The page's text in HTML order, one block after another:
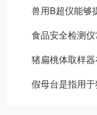
兽用B超仪能够
食品安全检测
猪扁桃体取样器
假母台是指用